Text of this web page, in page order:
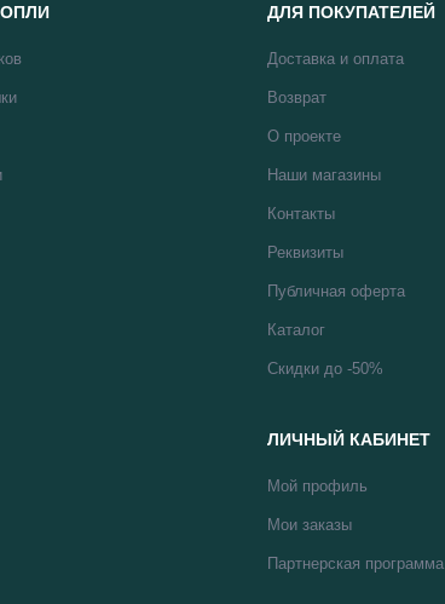
ДЛЯ ПОКУПАТЕЛЕЙ
Доставка и оплата
Возврат
О проекте
Наши магазины
Контакты
Реквизиты
Публичная оферта
Каталог
Скидки до -50%
ЛИЧНЫЙ КАБИНЕТ
Мой профиль
Мои заказы
Партнерская программа